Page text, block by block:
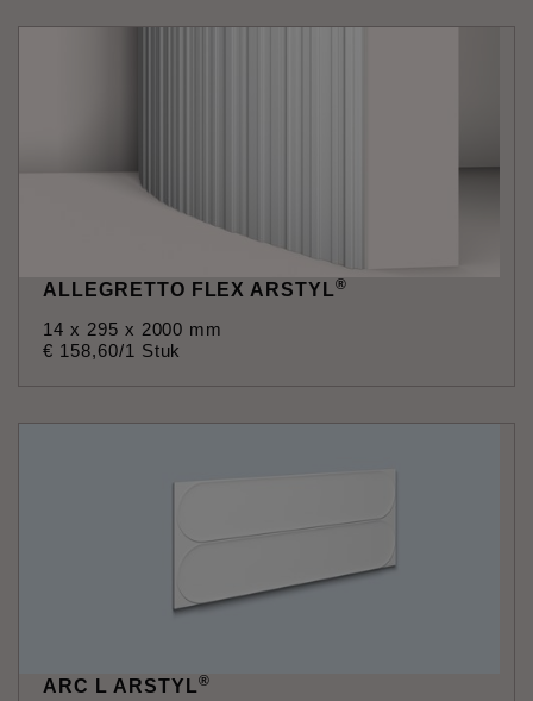
ALLEGRETTO FLEX ARSTYL®
14 x 295 x 2000 mm
€ 158,60/1 Stuk
ARC L ARSTYL®